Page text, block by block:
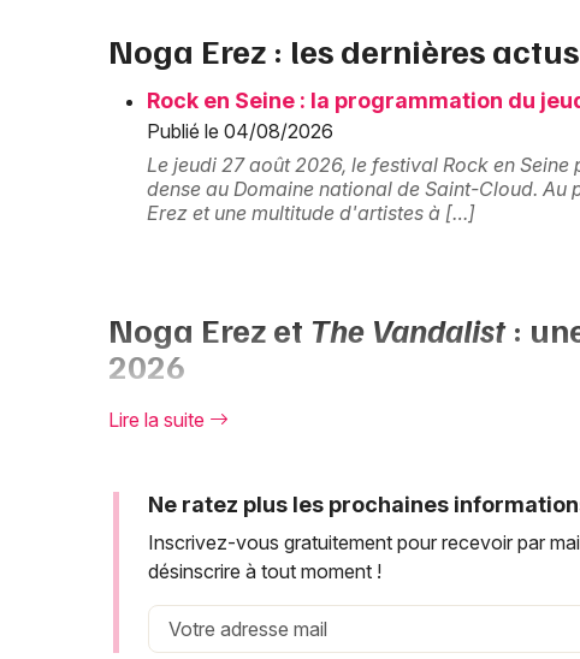
Noga Erez : les dernières actus
Rock en Seine : la programmation du
Publié le 04/08/2026
Le jeudi 27 août 2026, le festival Rock en
dense au Domaine national de Saint-Cloud.
Erez et une multitude d'artistes à […]
Noga Erez et The Vandalist:
2026
Avec son troisième album
septembre 2025 , elle publie le single
Parker, signe d'une activité créatrice intense qui se
2026constitue une belle occasion de découvrir cet
Lire la suite
Ne ratez plus les prochaines
Inscrivez-vous gratuitement pour recevoir par
désinscrire à tout moment !